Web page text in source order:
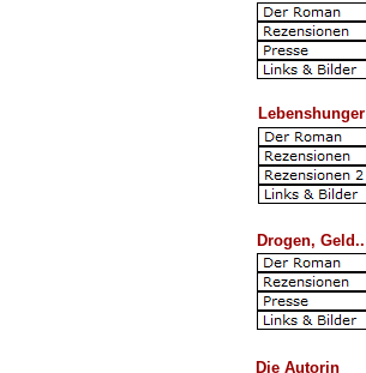
Lebenshunger
Drogen, Geld..
Die Autorin